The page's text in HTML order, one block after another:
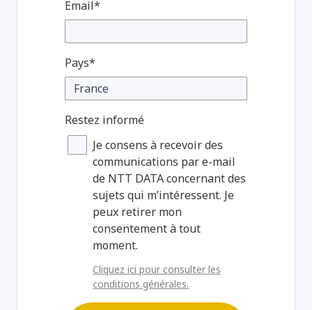
Email*
Pays*
Restez informé
Je consens à recevoir des
communications par e-mail
de NTT DATA concernant des
sujets qui m’intéressent. Je
peux retirer mon
consentement à tout
moment.
Cliquez ici pour consulter les
conditions générales.